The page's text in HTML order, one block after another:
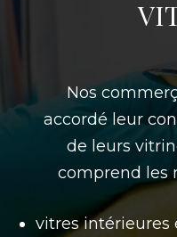
Nos
accordé leur
de leurs
comprend les
vitres intérieures